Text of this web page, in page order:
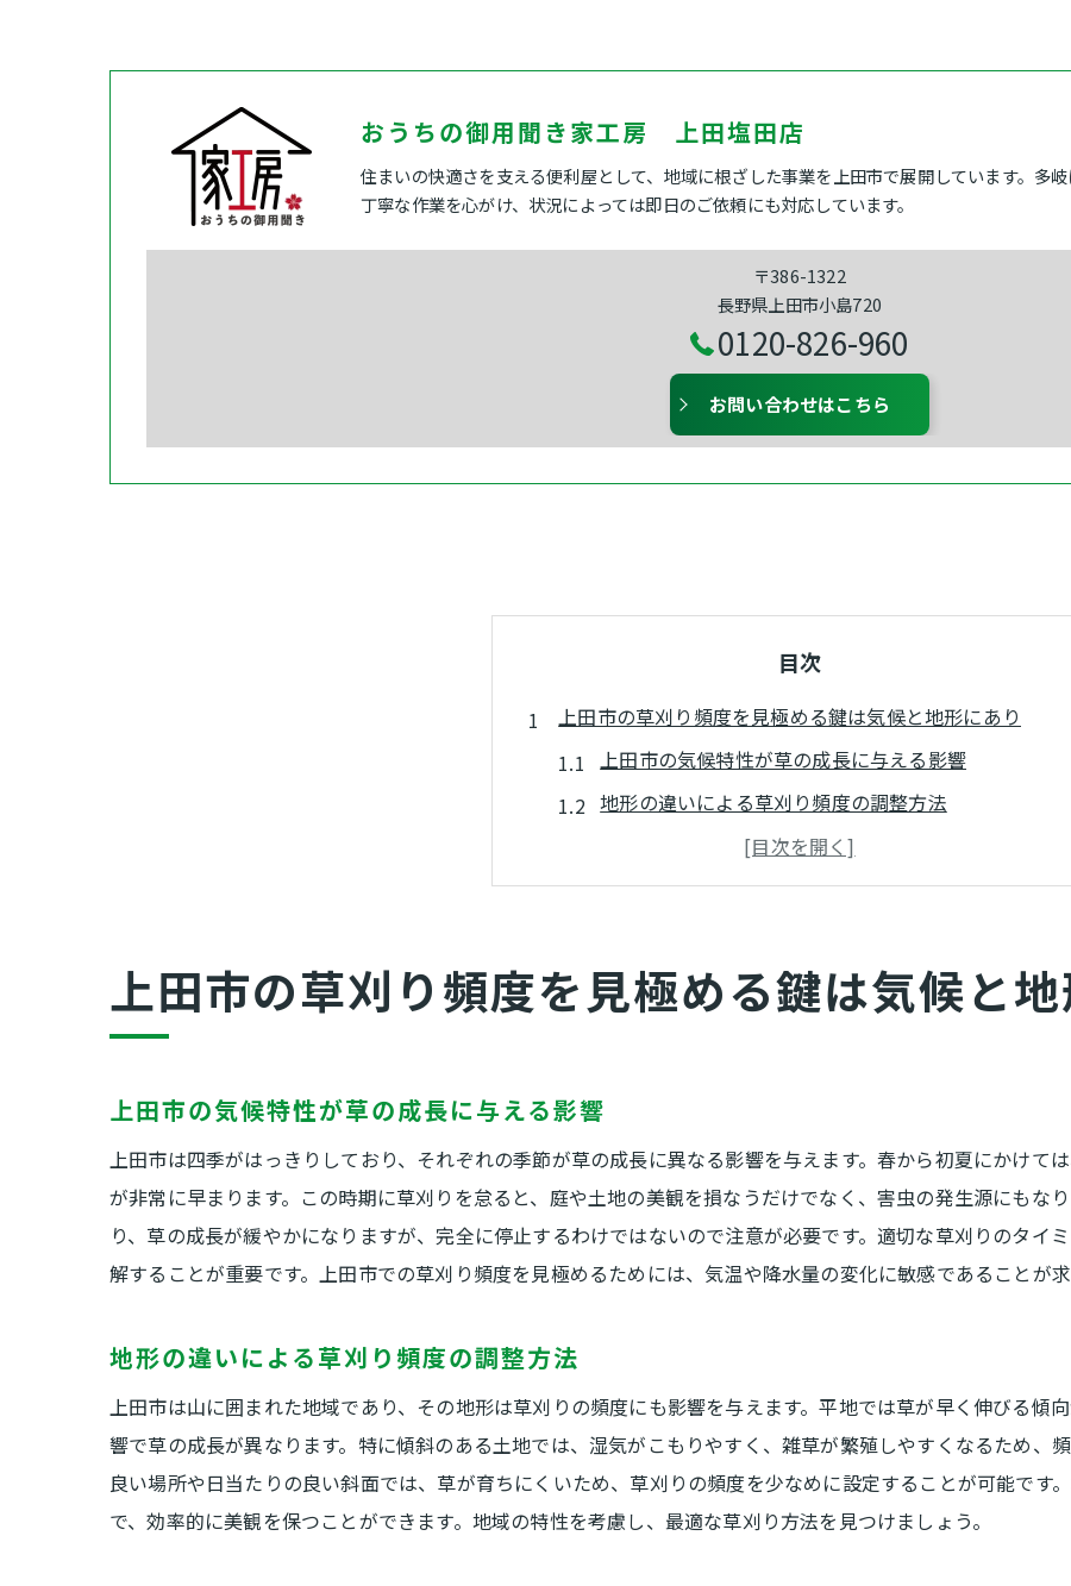
おうちの御用聞き家工房 上田塩田店
住まいの快適さを支える便利屋として、地域に根ざした事業を上田市で展開しています。多
丁寧な作業を心がけ、状況によっては即日のご依頼にも対応しています。
〒386-1322
長野県上田市小島720
0120-826-960
お問い合わせはこちら
目次
上田市の草刈り頻度を見極める鍵は気候と地形にあり
上田市の気候特性が草の成長に与える影響
地形の違いによる草刈り頻度の調整方法
季節ごとの草刈りスケジュールの重要性
降雨量と草刈りのタイミングの関係
地域特性に応じた草刈りのアプローチ
美しい景観を保つための草刈りスケジュール設定法
効率的な草刈りツールの選定
地域の美観を維持するための頻度調整
草刈り後のメンテナンス手順
環境保護に配慮した草刈り方法
草刈り作業を効率化するタイミング
適切なタイミングで草刈りを行うメリット
季節ごとの草刈り頻度の見直し
地域の自然環境を考慮したスケジュール
地域住民の声を反映した草刈り計画
上田市の草刈り頻度を見極める鍵は気候と地
上田市の気候特性が草の成長に与える影響
上田市は四季がはっきりしており、それぞれの季節が草の成長に異なる影響を与えます。春から初夏にかけて
が非常に早まります。この時期に草刈りを怠ると、庭や土地の美観を損なうだけでなく、害虫の発生源にもな
り、草の成長が緩やかになりますが、完全に停止するわけではないので注意が必要です。適切な草刈りのタイ
解することが重要です。上田市での草刈り頻度を見極めるためには、気温や降水量の変化に敏感であることが求
地形の違いによる草刈り頻度の調整方法
上田市は山に囲まれた地域であり、その地形は草刈りの頻度にも影響を与えます。平地では草が早く伸びる傾
響で草の成長が異なります。特に傾斜のある土地では、湿気がこもりやすく、雑草が繁殖しやすくなるため、
良い場所や日当たりの良い斜面では、草が育ちにくいため、草刈りの頻度を少なめに設定することが可能です
で、効率的に美観を保つことができます。地域の特性を考慮し、最適な草刈り方法を見つけましょう。